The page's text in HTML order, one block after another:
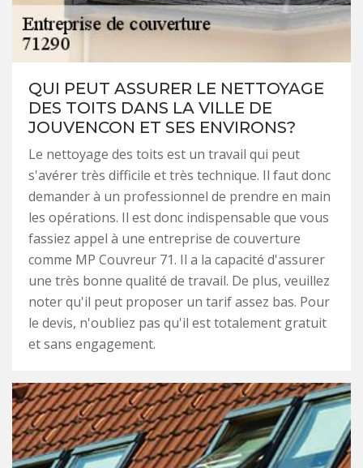
QUI PEUT ASSURER LE NETTOYAGE
DES TOITS DANS LA VILLE DE
JOUVENCON ET SES ENVIRONS?
Le nettoyage des toits est un travail qui peut
s'avérer très difficile et très technique. Il faut donc
demander à un professionnel de prendre en main
les opérations. Il est donc indispensable que vous
fassiez appel à une entreprise de couverture
comme MP Couvreur 71. Il a la capacité d'assurer
une très bonne qualité de travail. De plus, veuillez
noter qu'il peut proposer un tarif assez bas. Pour
le devis, n'oubliez pas qu'il est totalement gratuit
et sans engagement.